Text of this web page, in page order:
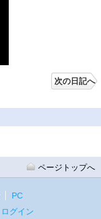
次の日記へ
ページトップへ
PC
ログイン